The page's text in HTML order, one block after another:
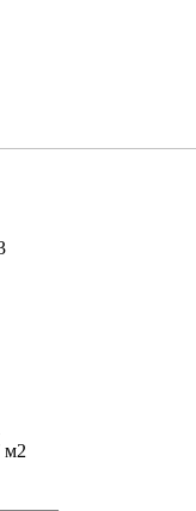
м2